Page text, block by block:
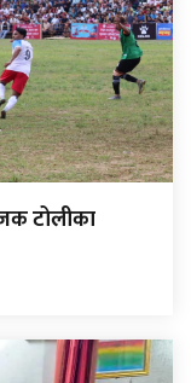
टोलीका